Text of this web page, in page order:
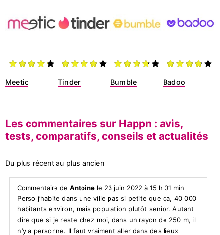
Meetic Tinder Bumble Badoo
Les commentaires sur Happn : avis,
tests, comparatifs, conseils et actualités
Du plus récent au plus ancien
Commentaire deAntoine le 23 juin 2022 à 15 h 01 min
Perso j’habite dans une ville pas si petite que ça, 40 000
habitants environ, mais population plutôt senior. Autant
dire que si je reste chez moi, dans un rayon de 250 m, il
n’y a personne. Il faut vraiment aller dans des lieux